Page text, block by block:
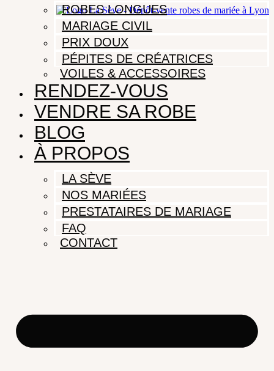
ROBES LONGUES
MARIAGE CIVIL
PRIX DOUX
PÉPITES DE CRÉATRICES
VOILES & ACCESSOIRES
RENDEZ-VOUS
VENDRE SA ROBE
BLOG
À PROPOS
LA SÈVE
NOS MARIÉES
PRESTATAIRES DE MARIAGE
FAQ
CONTACT